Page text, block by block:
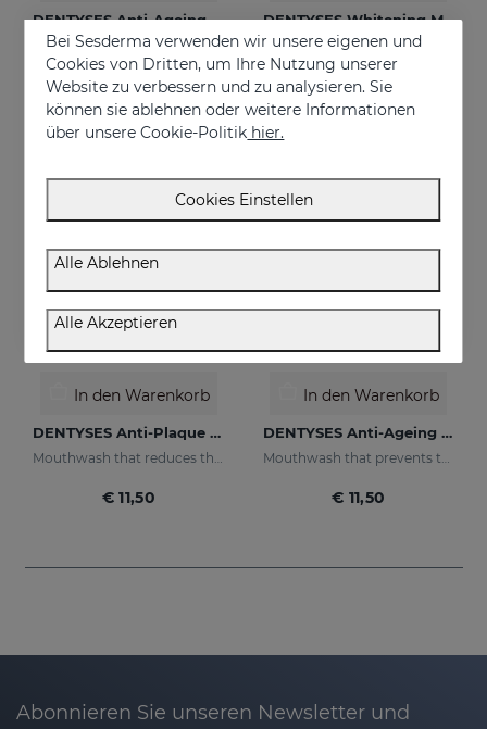
DENTYSES Anti-Ageing Toothpaste
Toothpaste that prevents the signs of oral ageing
€ 9,95
DENTYSES Whitening Mouthwash
€ 16,95
In den Warenkorb
DENTYSES Anti-Plaque Mouthwash
Mouthwash that reduces the appearance of plaque
€ 11,50
In den Warenkorb
DENTYSES Anti-Ageing Mouthwash
Mouthwash that prevents the signs of oral ageing
€ 11,50
Abonnieren Sie unseren Newsletter und
Bei Sesderma verwenden wir unsere eigenen und
Cookies von Dritten, um Ihre Nutzung unserer
Website zu verbessern und zu analysieren. Sie
können sie ablehnen oder weitere Informationen
über unsere Cookie-Politik hier.
Cookies Einstellen
Alle Ablehnen
Alle Akzeptieren